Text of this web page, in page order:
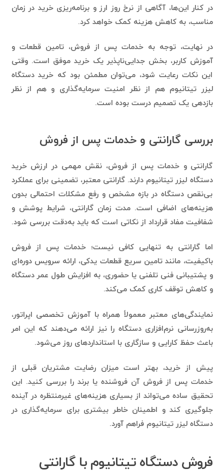
مناسب، به کاهش هزینه کمک خواهد کرد.
آموزش کاربر، بخش جدایی‌ناپذیر یک خرید موفق است. وقتی
این نکات رعایت شود، می‌توان مطمئن بود که خرید دستگاه
لیزر تیتانیوم هم از نظر امنیت سرمایه‌گذاری و هم از نظر
بازدهی یک تصمیم درست بوده است.
گارانتی و خدمات پس از فروش، نقش مهمی در ارزش خرید
دستگاه لیزر تیتانیوم دارند. گارانتی معتبر، تضمینی برای عملکرد
بی‌نقص دستگاه در بازه مشخص و رفع مشکلات احتمالی بدون
هزینه‌های اضافی است. مدت زمان گارانتی، شرایط پوشش و
شفافیت مفاد قرارداد از نکاتی است که باید به‌دقت بررسی شود.
باکیفیت، مانند تامین سریع قطعات یدکی، ارائه سرویس دوره‌ای
و پشتیبانی فنی تلفنی یا حضوری، به افزایش طول عمر دستگاه
و کاهش توقف کاری کمک می‌کند.
به‌روزرسانی نرم‌افزاری دستگاه را نیز ارائه می‌دهند که این امر
باعث حفظ کارایی و سازگاری با استانداردهای روز می‌شود.
خدمات پس از فروش آن فروشنده یا برند را بررسی کنید. این
تحقیق ساده می‌تواند از بسیاری هزینه‌های غیرمنتظره در آینده
جلوگیری کند و اطمینان خاطر بیشتری برای سرمایه‌گذاری در
دستگاه لیزر تیتانیوم فراهم آورد.
معتبر